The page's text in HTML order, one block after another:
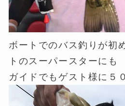
ボートでのバス釣りが初
トのスーパースターにも
ガイドでもゲスト様に５